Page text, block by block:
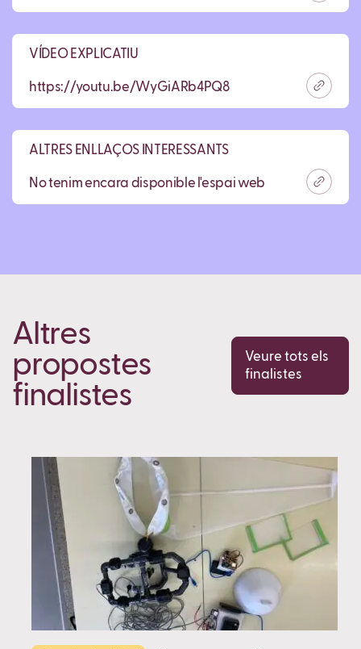
VÍDEO EXPLICATIU
https://youtu.be/WyGiARb4PQ8
ALTRES ENLLAÇOS INTERESSANTS
No tenim encara disponible l'espai web
Altres
propostes
finalistes
Veure tots els
finalistes